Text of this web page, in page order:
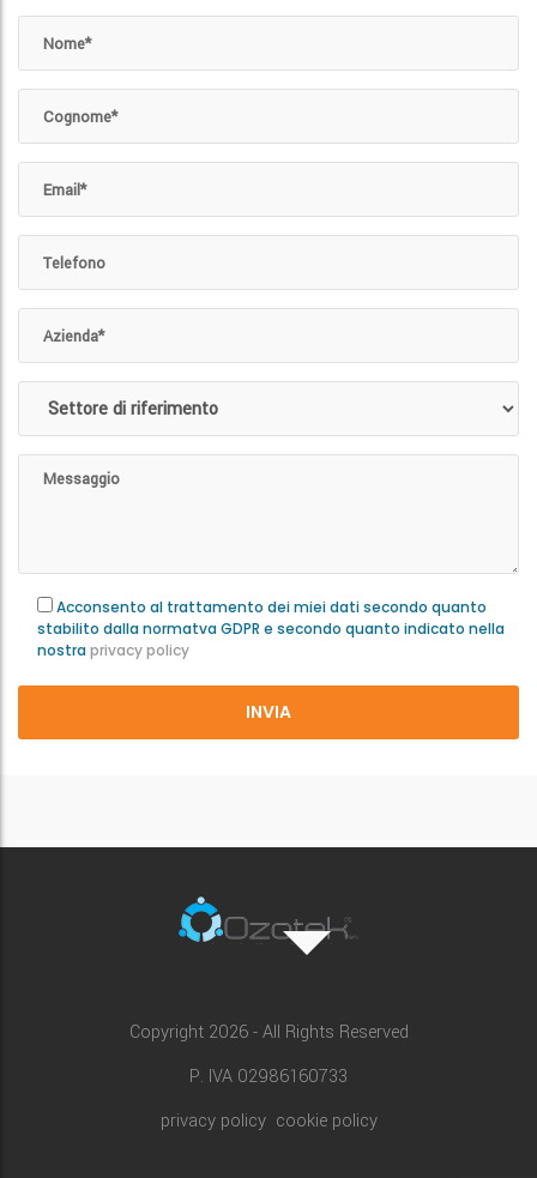
Acconsento al trattamento dei miei dati secondo quanto
stabilito dalla normatva GDPR e secondo quanto indicato nella
nostra privacy policy
Copyright 2026 - All Rights Reserved
P. IVA 02986160733
privacy policy cookie policy